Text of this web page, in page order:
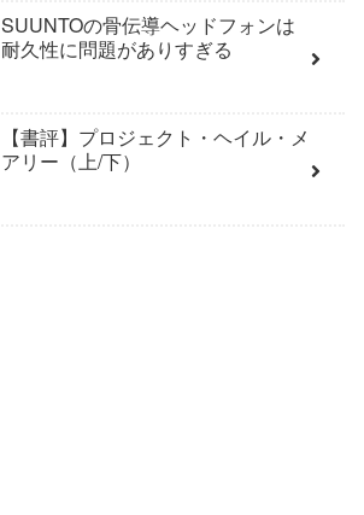
SUUNTOの骨伝導ヘッドフォンは
耐久性に問題がありすぎる
【書評】プロジェクト・ヘイル・メ
アリー（上/下）